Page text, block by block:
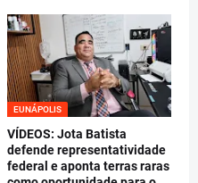
EUNÁPOLIS
VÍDEOS: Jota Batista
defende representatividade
federal e aponta terras raras